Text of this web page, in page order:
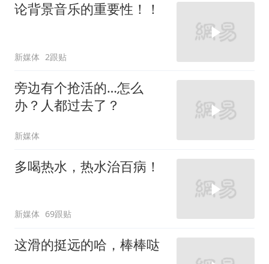
论背景音乐的重要性！！
新媒体 2跟贴
旁边有个抢活的…怎么
办？人都过去了？
新媒体
多喝热水，热水治百病！
新媒体 69跟贴
这滑的挺远的哈，棒棒哒